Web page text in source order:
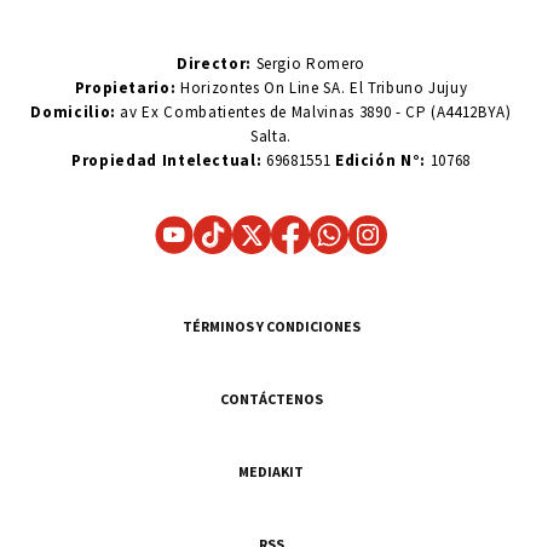
Director: Sergio Romero
Propietario:Horizontes On Line SA. El Tribuno Jujuy
Domicilio: av Ex Combatientes de Malvinas 3890 - CP (A4412BYA)
Salta.
Propiedad Intelectual: 69681551 Edición N°: 10768
TÉRMINOS Y CONDICIONES
CONTÁCTENOS
MEDIAKIT